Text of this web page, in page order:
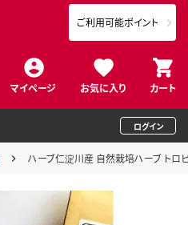
マイページ お気に入り カート
ご利用可能ポイント
ログイン
ハーブ仁淀川産 自然栽培ハーブ トロ